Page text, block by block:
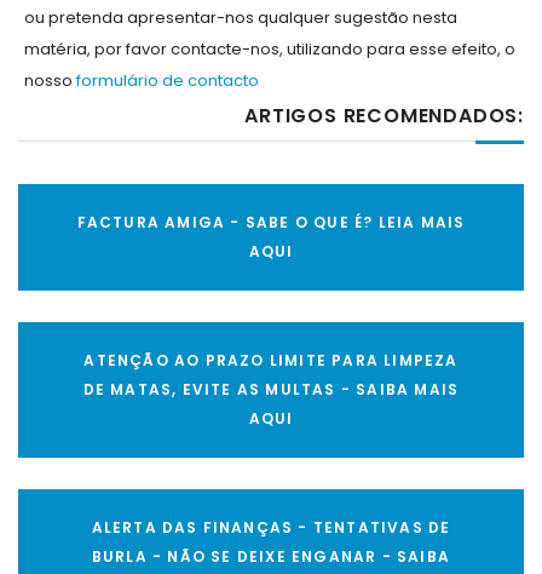
ou pretenda apresentar-nos qualquer sugestão nesta
matéria, por favor contacte-nos, utilizando para esse efeito, o
nossoformulário de contacto
ARTIGOS RECOMENDADOS:
FACTURA AMIGA - SABE O QUE É? LEIA MAIS
AQUI
ATENÇÃO AO PRAZO LIMITE PARA LIMPEZA
DE MATAS, EVITE AS MULTAS - SAIBA MAIS
AQUI
ALERTA DAS FINANÇAS - TENTATIVAS DE
BURLA - NÃO SE DEIXE ENGANAR - SAIBA